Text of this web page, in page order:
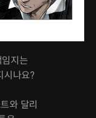
지는
시나요?
와 달리